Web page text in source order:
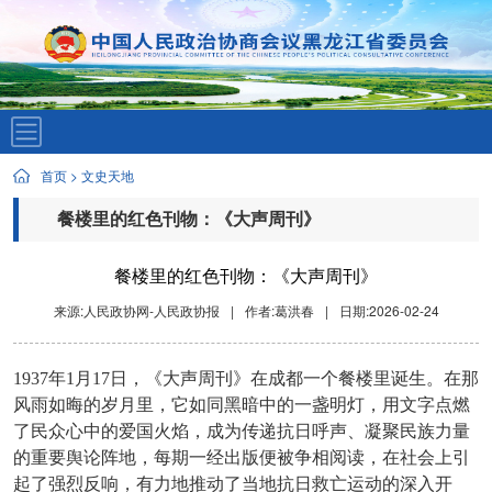
首页 > 文史天地
餐楼里的红色刊物：《大声周刊》
餐楼里的红色刊物：《大声周刊》
来源:人民政协网-人民政协报
| 作者:葛洪春 | 日期:2026-02-24
1937年1月17日，《大声周刊》在成都一个餐楼里诞生。在那
风雨如晦的岁月里，它如同黑暗中的一盏明灯，用文字点燃
了民众心中的爱国火焰，成为传递抗日呼声、凝聚民族力量
的重要舆论阵地，每期一经出版便被争相阅读，在社会上引
起了强烈反响，有力地推动了当地抗日救亡运动的深入开